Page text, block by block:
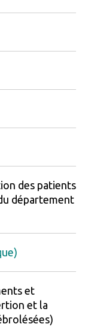
des patients
département
et
et la